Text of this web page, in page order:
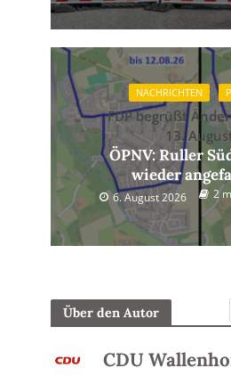
NACHRICHTEN
FDP begrüßt
13.
ÖPNV: Ruller
wieder
6. August 2026 2
Über den Autor
CDU